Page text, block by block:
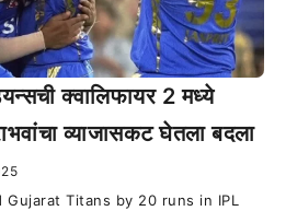
क्वालिफायर 2 मध्ये
व्याजासकट घेतला बदला
Gujarat Titans by 20 runs in IPL